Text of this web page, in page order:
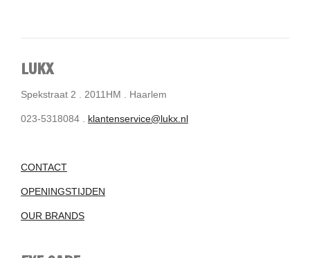
LUKX
Spekstraat 2 . 2011HM . Haarlem
023-5318084 . klantenservice@lukx.nl
CONTACT
OPENINGSTIJDEN
OUR BRANDS